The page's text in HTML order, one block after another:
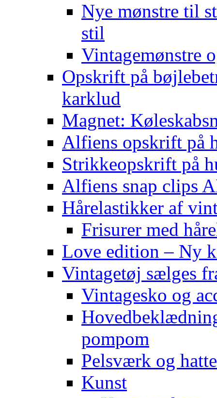
Nye mønstre til
stil
Vintagemønstre
Opskrift på
karklud
Magnet:
Alfiens opskrift på
Strikkeopskrift på
Alfiens snap clips
Hårelastikker af
Frisurer med
Love edition – Ny
Vintagetøj sælges
Vintagesko og
pompom
Pelsværk og
Kunst